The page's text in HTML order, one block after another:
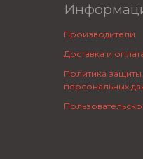
Производители
Доставка и
Политика
персональных